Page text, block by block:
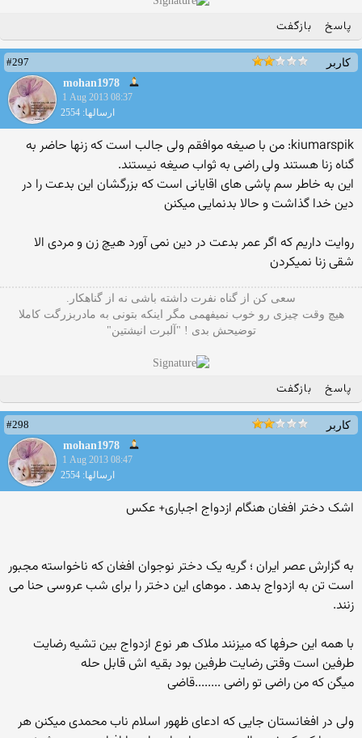
پاسخ بازگفت
کاربر
#297
mohan1978
1 Aug 2013 08:37
ارسالها: 2554
kiumarspik: من با صیغه موافقم ولی جالب است که زنها حاضر به
گناه زنا هستند ولی راضی به ثواب صیغه نیستند.
این به خاطر سم پاشی های اقایانی است که بزرگشان این بدعت را در
دین خدا گذاشت و حالا بدنمایی میکنن
روایت داریم که اگر عمر بدعت در دین نمی آورد هیچ زن و مردی الا
شقی زنا نمیکردن
سعی کن از گناه نفرت داشته باشی نه از گناهکار.
هیچ وقت چیزی رو خوب نمیفهمی مگر اینکه بتونی به مادربزرگت کاملا
توضیحش بدی ! "آلبرت انیشتین"
پاسخ بازگفت
کاربر
#298
mohan1978
1 Aug 2013 08:47
ارسالها: 2554
اشک دختر افغان هنگام ازدواج اجباری+ عکس
به گزارش عصر ایران ؛ گریه یک دختر نوجوان افغان که ناخواسته مجبور
است تن به ازدواج بدهد . موهای این دختر را برای شب عروسی حنا می
زنند.
با همه این حرفها که میزنند ملاک هر نوع ازدواج بین تشیه رضایت
طرفین است وقتی رضایت طرفین بود بقیه اش قابل حله
میگن که من راضی تو راضی ........قاضی
ولی در افغانستان جایی که ادعای ظهور اسلام ناب محمدی میکنن هر